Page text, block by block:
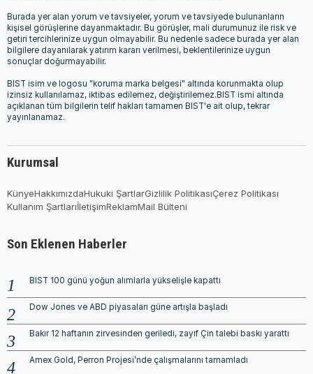
Burada yer alan yorum ve tavsiyeler, yorum ve tavsiyede bulunanların
kişisel görüşlerine dayanmaktadır. Bu görüşler, mali durumunuz ile risk ve
getiri tercihlerinize uygun olmayabilir. Bu nedenle sadece burada yer alan
bilgilere dayanılarak yatırım kararı verilmesi, beklentilerinize uygun
sonuçlar doğurmayabilir.
BIST isim ve logosu "koruma marka belgesi" altında korunmakta olup
izinsiz kullanılamaz, iktibas edilemez, değiştirilemez.BIST ismi altında
açıklanan tüm bilgilerin telif hakları tamamen BIST'e ait olup, tekrar
yayınlanamaz.
Kurumsal
KünyeHakkımızdaHukuki ŞartlarGizlilik PolitikasıÇerez Politikası
Kullanım ŞartlarıİletişimReklamMail Bülteni
Son Eklenen Haberler
BIST 100 günü yoğun alımlarla yükselişle kapattı
Dow Jones ve ABD piyasaları güne artışla başladı
Bakır 12 haftanın zirvesinden geriledi, zayıf Çin talebi baskı yarattı
Amex Gold, Perron Projesi’nde çalışmalarını tamamladı